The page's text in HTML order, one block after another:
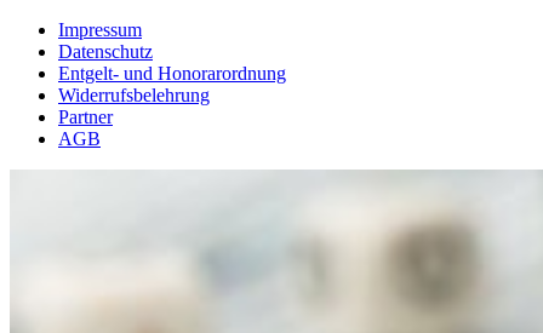
Impressum
Datenschutz
Entgelt- und Honorarordnung
Widerrufsbelehrung
Partner
AGB